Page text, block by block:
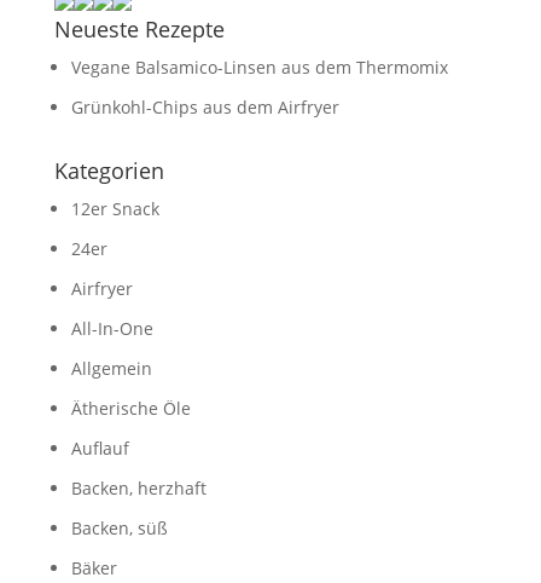
Neueste Rezepte
Vegane Balsamico-Linsen aus dem Thermomix
Grünkohl-Chips aus dem Airfryer
Kategorien
12er Snack
24er
Airfryer
All-In-One
Allgemein
Ätherische Öle
Auflauf
Backen, herzhaft
Backen, süß
Bäker